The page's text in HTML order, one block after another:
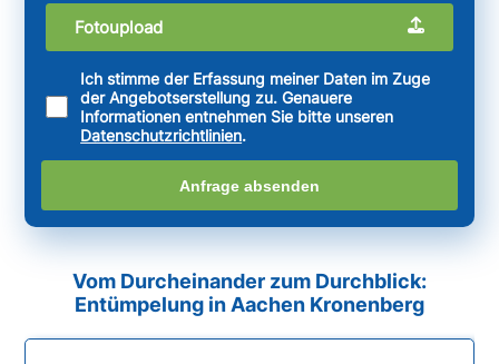
Fotoupload
Ich stimme der Erfassung meiner Daten im Zuge
der Angebotserstellung zu. Genauere
Informationen entnehmen Sie bitte unseren
Datenschutzrichtlinien.
Anfrage absenden
Vom Durcheinander zum Durchblick:
Entümpelung in Aachen Kronenberg